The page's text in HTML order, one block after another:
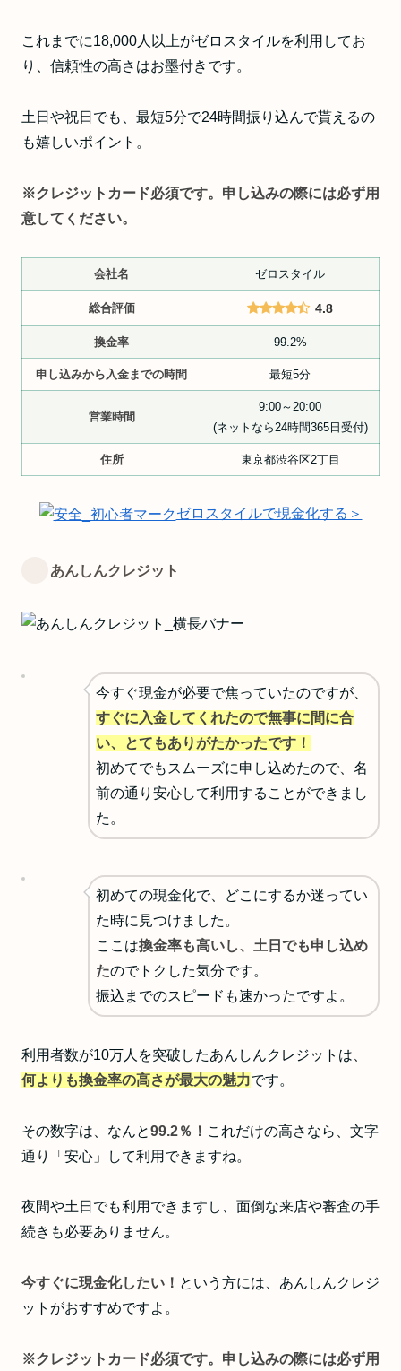
これまでに18,000人以上がゼロスタイルを利用してお
り、信頼性の高さはお墨付きです。
土日や祝日でも、最短5分で24時間振り込んで貰えるの
も嬉しいポイント。
※クレジットカード必須です。申し込みの際には必ず用
意してください。
会社名 ゼロスタイル
総合評価 4.8
換金率 99.2%
申し込みから入金までの時間 最短5分
営業時間
9:00～20:00
(ネットなら24時間365日受付)
住所 東京都渋谷区2丁目
ゼロスタイルで現金化する＞
あんしんクレジット
今すぐ現金が必要で焦っていたのですが、
すぐに入金してくれたので無事に間に合
い、とてもありがたかったです！
初めてでもスムーズに申し込めたので、名
前の通り安心して利用することができまし
た。
初めての現金化で、どこにするか迷ってい
た時に見つけました。
ここは換金率も高いし、土日でも申し込め
たのでトクした気分です。
振込までのスピードも速かったですよ。
利用者数が10万人を突破したあんしんクレジットは、
何よりも換金率の高さが最大の魅力です。
その数字は、なんと99.2％！ これだけの高さなら、文字
通り「安心」して利用できますね。
夜間や土日でも利用できますし、面倒な来店や審査の手
続きも必要ありません。
今すぐに現金化したい！ という方には、あんしんクレジ
ットがおすすめですよ。
※クレジットカード必須です。申し込みの際には必ず用